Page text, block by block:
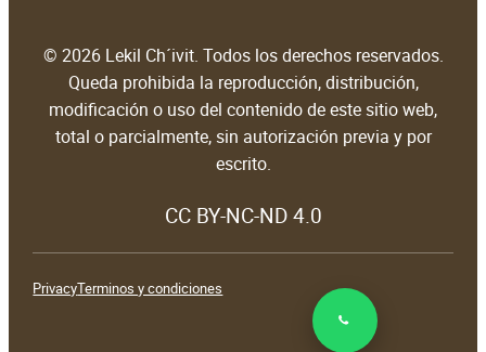
© 2026 Lekil Ch´ivit. Todos los derechos reservados.
Queda prohibida la reproducción, distribución,
modificación o uso del contenido de este sitio web,
total o parcialmente, sin autorización previa y por
escrito.
CC BY-NC-ND 4.0
PrivacyTerminos y condiciones